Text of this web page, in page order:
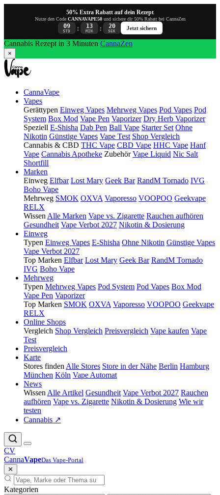
50% Extra Rabatt auf dein Rezept
Nutze den Code CANNAVAPE50und sichere dir 50% Rabatt bei CannaZen
09
STD : 13
MIN : 19
SEK
Jetzt sichern
Cannabis Rezept in 3 Minuten CannaZen
×
CannaVape
Vapes
Gerättypen Einweg Vapes Mehrweg Vapes Pod Vapes Pod
System Box Mod Vape Pen Vaporizer Dry Herb Vaporizer
Speziell E-Shisha Dab Pen Ball Vape Starter Set Ohne
Nikotin Günstige Vapes Vape Test Shop Vergleich
Cannabis & CBD THC Vape CBD Vape HHC Vape Hanf
Vape Cannabis Apotheke Zubehör Vape Liquid Nic Salt
Shortfill
Marken
Einweg Elfbar Lost Mary Geek Bar RandM Tornado IVG
Boho Vape
Mehrweg SMOK OXVA Vaporesso VOOPOO Geekvape
RELX
Wissen Alle Marken Vape vs. Zigarette Rauchen aufhören
Gesundheit Vape Verbot 2027 Nikotin & Dosierung
Einweg
Typen Einweg Vapes E-Shisha Ohne Nikotin Günstige Vapes
Vape Verbot 2027
Top Marken Elfbar Lost Mary Geek Bar RandM Tornado
IVG Boho Vape
Mehrweg
Typen Mehrweg Vapes Pod System Pod Vapes Box Mod
Vape Pen Vaporizer
Top Marken SMOK OXVA Vaporesso VOOPOO Geekvape
RELX
Online Shops
Vergleich Shop Vergleich Preisvergleich Vape kaufen Vape
Test
Preisvergleich
Karte
Stores finden Alle Stores Store in der Nähe Berlin Hamburg
München Köln Vape Automat
News
Wissen Alle Artikel Gesundheit Vape Verbot 2027 Rauchen
aufhören Vape vs. Zigarette Nikotin & Dosierung Wie wir
testen
Cannabis ↗
CV
CannaVapeDas Vape-Portal
✕
Kategorien